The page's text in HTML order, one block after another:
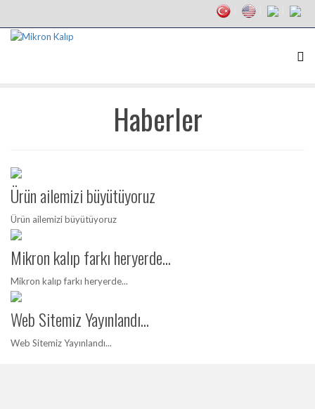
Haberler
Ürün ailemizi büyütüyoruz
Ürün ailemizi büyütüyoruz
Mikron kalıp farkı heryerde...
Mikron kalıp farkı heryerde...
Web Sitemiz Yayınlandı...
Web Sitemiz Yayınlandı...